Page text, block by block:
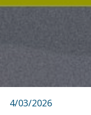
4/03/2026